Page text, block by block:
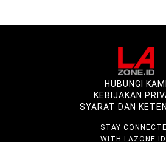
HUBUNGI KAMI
KEBIJAKAN
SYARAT DAN
STAY
WITH LAZONE.ID